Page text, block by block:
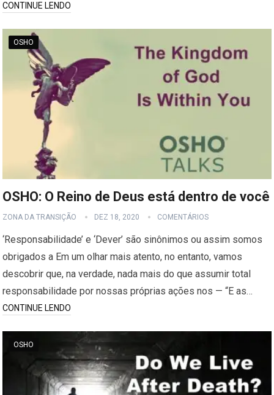
CONTINUE LENDO
OSHO
OSHO: O Reino de Deus está dentro de você
ZONA DA TRANSIÇÃO DEZ 18, 2020 COMENTÁRIOS
‘Responsabilidade’ e ‘Dever’ são sinônimos ou assim somos
obrigados a Em um olhar mais atento, no entanto, vamos
descobrir que, na verdade, nada mais do que assumir total
responsabilidade por nossas próprias ações nos — “E as…
CONTINUE LENDO
OSHO